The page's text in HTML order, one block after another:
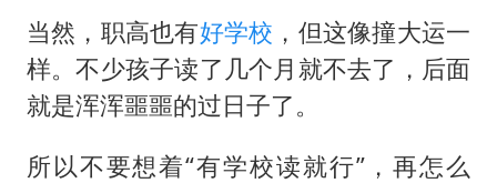
当然，职高也有好学校 ，但这像撞大运一
样。不少孩子读了几个月就不去了，后面
就是浑浑噩噩的过日子了。
所以不要想着“有学校读就行”，再怎么